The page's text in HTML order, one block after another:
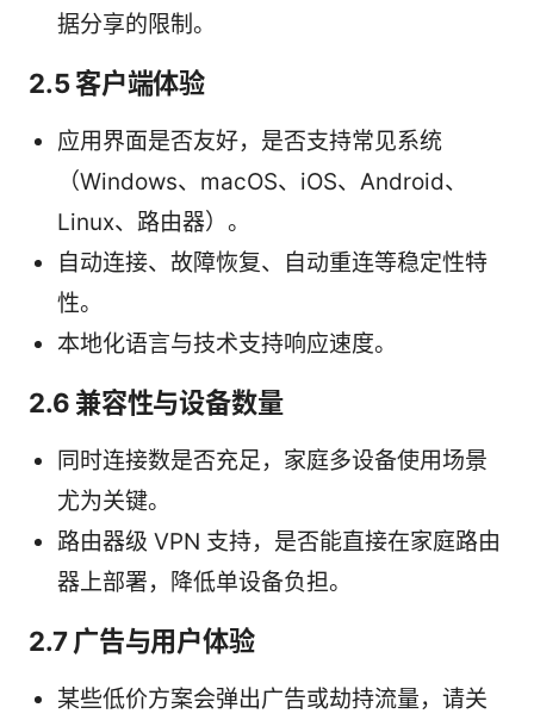
据分享的限制。
2.5 客户端体验
应用界面是否友好，是否支持常见系统
（Windows、macOS、iOS、Android、
Linux、路由器）。
自动连接、故障恢复、自动重连等稳定性特
性。
本地化语言与技术支持响应速度。
2.6 兼容性与设备数量
同时连接数是否充足，家庭多设备使用场景
尤为关键。
路由器级 VPN 支持，是否能直接在家庭路由
器上部署，降低单设备负担。
2.7 广告与用户体验
某些低价方案会弹出广告或劫持流量，请关